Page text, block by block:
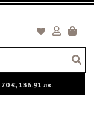
70 €,136.91 лв.